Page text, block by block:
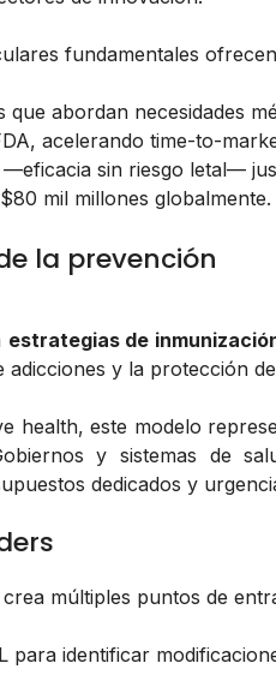
fundamentales
que abordan necesidades
acelerando time-to-
—eficacia sin riesgo letal—
mil millones globalmente.
la prevención
estrategias de
y la protección
health, este modelo
y sistemas de
dedicados y
crea múltiples puntos de
para identificar